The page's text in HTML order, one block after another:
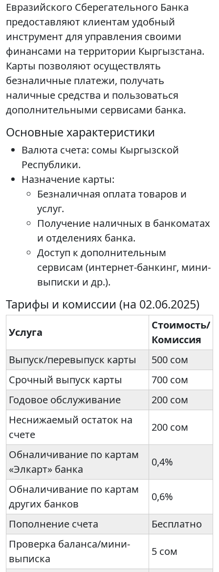
Евразийского Сберегательного Банка
предоставляют клиентам удобный
инструмент для управления своими
финансами на территории Кыргызстана.
Карты позволяют осуществлять
безналичные платежи, получать
наличные средства и пользоваться
дополнительными сервисами банка.
Основные характеристики
Валюта счета: сомы Кыргызской
Республики.
Назначение карты:
Безналичная оплата товаров и
услуг.
Получение наличных в банкоматах
и отделениях банка.
Доступ к дополнительным
сервисам (интернет-банкинг, мини-
выписки и др.).
Тарифы и комиссии (на 02.06.2025)
Услуга
Стоимость/
Комиссия
Выпуск/перевыпуск карты
500 сом
Срочный выпуск карты
700 сом
Годовое обслуживание
200 сом
Неснижаемый остаток на
счете
200 сом
Обналичивание по картам
«Элкарт» банка
0,4%
Обналичивание по картам
других банков
0,6%
Пополнение счета
Бесплатно
Проверка баланса/мини-
выписка
5 сом